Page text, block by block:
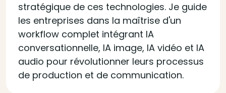
stratégique de ces technologies. Je guide
les entreprises dans la maîtrise d'un
workflow complet intégrant IA
conversationnelle, IA image, IA vidéo et IA
audio pour révolutionner leurs processus
de production et de communication.